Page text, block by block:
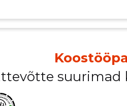
suurimad
kirjeldust